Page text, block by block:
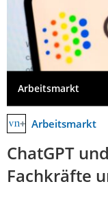
Arbeitsmarkt
Arbeitsmarkt
ChatGPT
Fachkräfte